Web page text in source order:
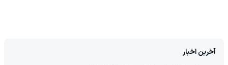
آخرین اخبار